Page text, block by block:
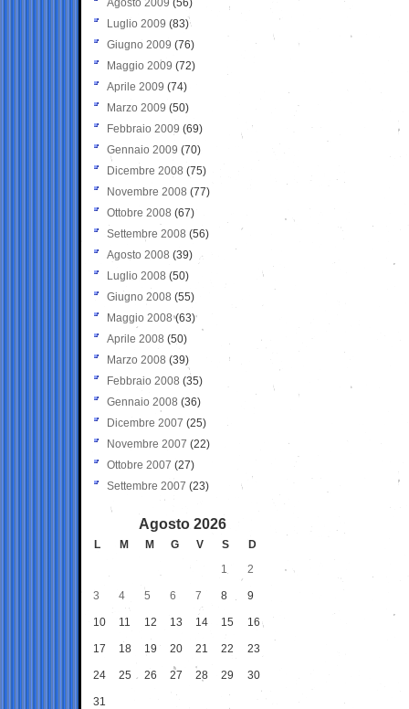
Agosto 2009 (56)
Luglio 2009 (83)
Giugno 2009 (76)
Maggio 2009 (72)
Aprile 2009 (74)
Marzo 2009 (50)
Febbraio 2009 (69)
Gennaio 2009 (70)
Dicembre 2008 (75)
Novembre 2008 (77)
Ottobre 2008 (67)
Settembre 2008 (56)
Agosto 2008 (39)
Luglio 2008 (50)
Giugno 2008 (55)
Maggio 2008(63)
Aprile 2008 (50)
Marzo 2008 (39)
Febbraio 2008 (35)
Gennaio 2008 (36)
Dicembre 2007 (25)
Novembre 2007 (22)
Ottobre 2007 (27)
Settembre 2007 (23)
Agosto 2026
L M M G V S
D
1
2
3 4 5 6 7 8 9
10 11 12 13 14 15 16
17 18 19 20 21 22 23
24 25 26 27 28 29 30
31